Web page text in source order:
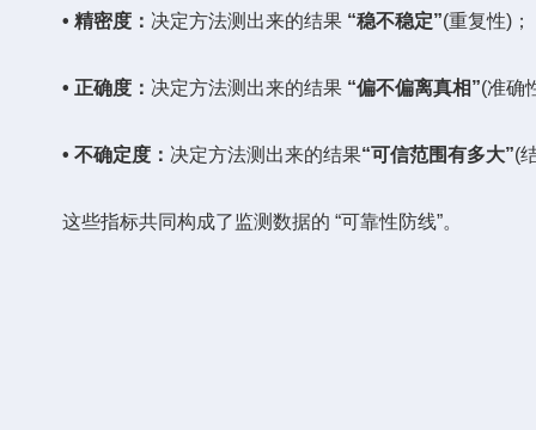
• 精密度： 决定方法测出来的结果 “稳不稳定”(重复性)；
• 正确度： 决定方法测出来的结果 “偏不偏离真相”(准确
• 不确定度： 决定方法测出来的结果“可信范围有多大”(
这些指标共同构成了监测数据的 “可靠性防线”。